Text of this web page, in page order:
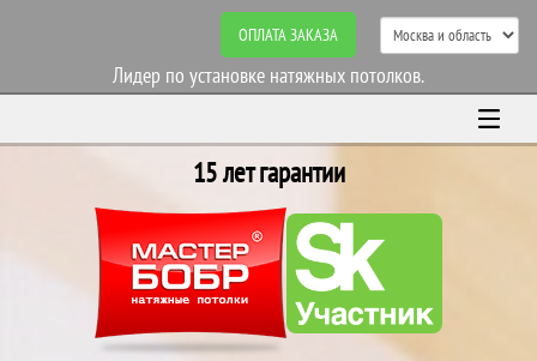
ОПЛАТА ЗАКАЗА
Лидер по установке натяжных потолков.
15 лет гарантии